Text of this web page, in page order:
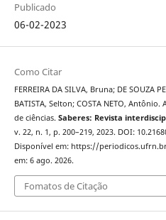
Publicado
06-02-2023
Como Citar
FERREIRA DA SILVA, Bruna; DE SOUZA
BATISTA, Selton; COSTA NETO,
de ciências. Saberes: Revista
v. 22, n. 1, p. 200–219, 2023. DOI:
Disponível em: https://
em: 6 ago. 2026.
Fomatos de Citação